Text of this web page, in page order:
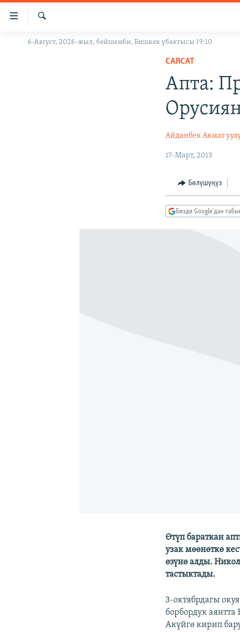
Линктер
Мазмунга
Навигацияга
ЖАҢЫЛЫКТАР
Издөө
6-Август, 2026-жыл, бейшемби, Бишкек убактысы 19:10
САЯСАТ
Апта:
Айданбек Акмат
17-Март, 2013
Бөлүшүңүз
Бизди Google'дан
Өтүп бараткан
узак мөөнөткө
өзүнө алды.
тастыктады.
3-октябрдагы
борбордук
Акүйгө кирип